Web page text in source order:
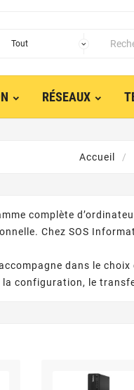
RÉSEAUX
Accueil
complète
Chez SOS
dans le
configuration, le